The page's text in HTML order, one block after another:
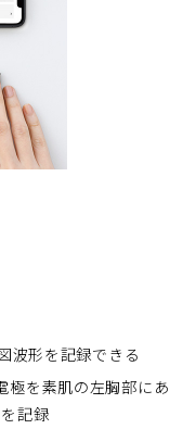
波形を記録できる
極を素肌の左胸部にあ
記録